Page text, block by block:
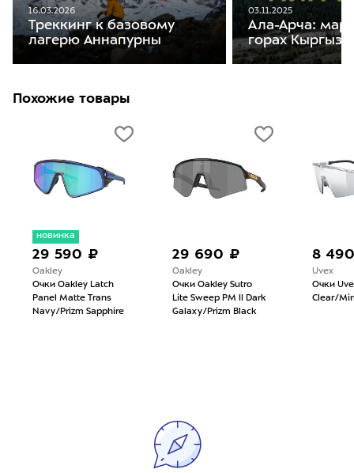
16.03.2026
Треккинг к базовому
лагерю Аннапурны
03.11.2025
Ала-Арча:
горах
Похожие товары
новинка
29 590 ₽
Oakley
Очки Oakley Latch
Panel Matte Trans
Navy/Prizm Sapphire
29 690 ₽
Oakley
Очки Oakley Sutro
Lite Sweep PM II Dark
Galaxy/Prizm Black
8
Uvex
Очки
Clear/